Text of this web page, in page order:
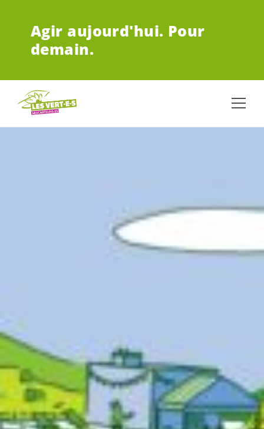
Agir aujourd'hui. Pour
demain.